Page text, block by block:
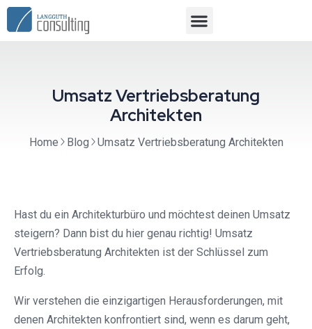
Umsatz Vertriebsberatung
Architekten
Home Blog Umsatz Vertriebsberatung Architekten
Hast du ein Architekturbüro und möchtest deinen Umsatz
steigern? Dann bist du hier genau richtig! Umsatz
Vertriebsberatung Architekten ist der Schlüssel zum
Erfolg.
Wir verstehen die einzigartigen Herausforderungen, mit
denen Architekten konfrontiert sind, wenn es darum geht,